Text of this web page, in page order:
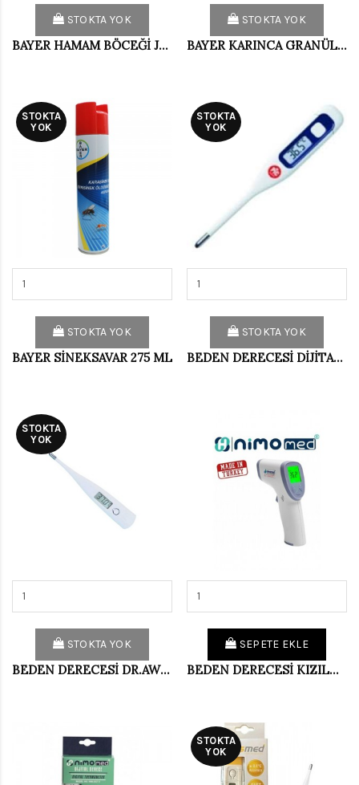
STOKTA YOK
BAYER HAMAM BÖCEĞİ JELİ 5 GR
STOKTA YOK
BAYER KARINCA GRANÜLÜ 80 GR
STOKTA
YOK
STOKTA YOK
BAYER SİNEKSAVAR 275 ML
STOKTA
YOK
STOKTA YOK
BEDEN DERECESİ DİJİTAL PIC
STOKTA
YOK
STOKTA YOK
BEDEN DERECESİ DR.AWEO
SEPETE EKLE
BEDEN DERECESİ KIZILÖTESİ NİMO TABANCA
STOKTA
YOK